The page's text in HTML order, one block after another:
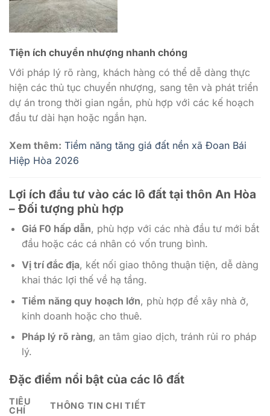
Tiện ích chuyển nhượng nhanh chóng
Với pháp lý rõ ràng, khách hàng có thể dễ dàng thực
hiện các thủ tục chuyển nhượng, sang tên và phát triển
dự án trong thời gian ngắn, phù hợp với các kế hoạch
đầu tư dài hạn hoặc ngắn hạn.
Xem thêm: Tiềm năng tăng giá đất nền xã Đoan Bái
Hiệp Hòa 2026
Lợi ích đầu tư vào các lô đất tại thôn An Hòa
– Đối tượng phù hợp
Giá F0 hấp dẫn, phù hợp với các nhà đầu tư mới bắt
đầu hoặc các cá nhân có vốn trung bình.
Vị trí đắc địa, kết nối giao thông thuận tiện, dễ dàng
khai thác lợi thế về hạ tầng.
Tiềm năng quy hoạch lớn, phù hợp để xây nhà ở,
kinh doanh hoặc cho thuê.
Pháp lý rõ ràng, an tâm giao dịch, tránh rủi ro pháp
lý.
Đặc điểm nổi bật của các lô đất
TIÊU
CHÍ
THÔNG TIN CHI TIẾT